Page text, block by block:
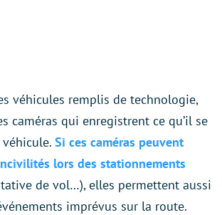
véhicules remplis de technologie,
caméras qui enregistrent ce qu’il se
Si ces caméras peuvent
lors des stationnements
de vol…), elles permettent aussi
imprévus sur la route.